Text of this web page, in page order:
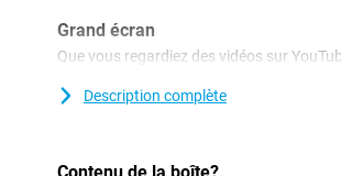
Grand écran
Que vous regardiez des vidéos sur
à la résolution de 1604x720, les images
Description complète